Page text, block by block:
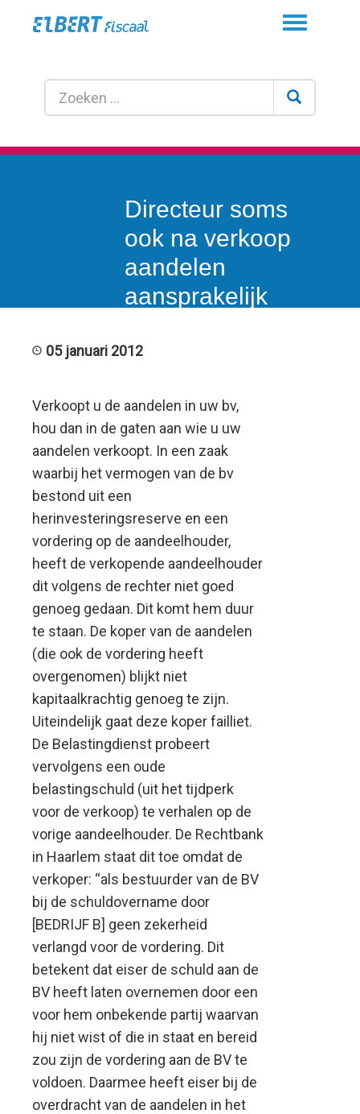
Toggle
Directeur soms
ook na verkoop
aandelen
aansprakelijk
belastingschuld
05 januari 2012
Verkoopt u de aandelen in uw bv,
hou dan in de gaten aan wie u uw
aandelen verkoopt. In een zaak
waarbij het vermogen van de bv
bestond uit een
herinvesteringsreserve en een
vordering op de aandeelhouder,
heeft de verkopende aandeelhouder
dit volgens de rechter niet goed
genoeg gedaan. Dit komt hem duur
te staan. De koper van de aandelen
(die ook de vordering heeft
overgenomen) blijkt niet
kapitaalkrachtig genoeg te zijn.
Uiteindelijk gaat deze koper failliet.
De Belastingdienst probeert
vervolgens een oude
belastingschuld (uit het tijdperk
voor de verkoop) te verhalen op de
vorige aandeelhouder. De Rechtbank
in Haarlem staat dit toe omdat de
verkoper: “als bestuurder van de BV
bij de schuldovername door
[BEDRIJF B] geen zekerheid
verlangd voor de vordering. Dit
betekent dat eiser de schuld aan de
BV heeft laten overnemen door een
voor hem onbekende partij waarvan
hij niet wist of die in staat en bereid
zou zijn de vordering aan de BV te
voldoen. Daarmee heeft eiser bij de
overdracht van de aandelen in het